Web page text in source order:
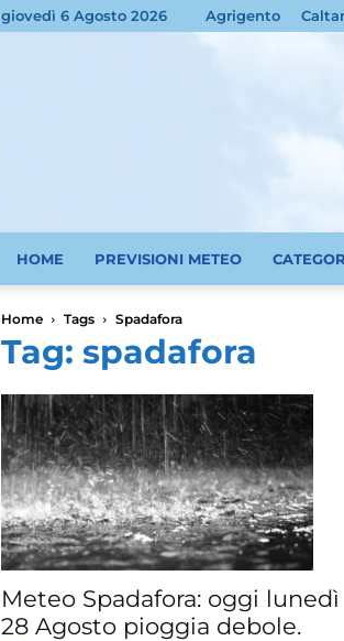
giovedì 6 Agosto 2026 Agrigento
HOME PREVISIONI METEO
Home Tags Spadafora
Tag: spadafora
Meteo Spadafora: oggi lunedì
28 Agosto pioggia debole.